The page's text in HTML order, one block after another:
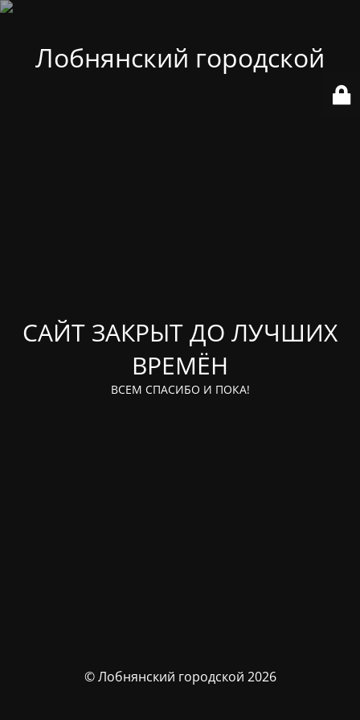
Лобнянский городской
САЙТ ЗАКРЫТ ДО ЛУЧШИХ
ВРЕМЁН
ВСЕМ СПАСИБО И ПОКА!
© Лобнянский городской 2026